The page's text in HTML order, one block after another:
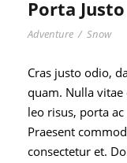
Porta Justo
Adventure / Snow
Cras justo odio,
quam. Nulla
leo risus, porta
Praesent
consectetur et.